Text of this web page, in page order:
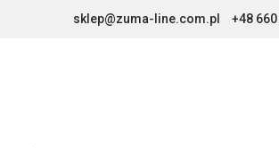
sklep@zuma-line.com.pl +48